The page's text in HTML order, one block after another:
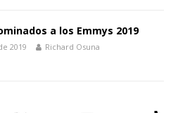
a los Emmys 2019
2019 Richard Osuna